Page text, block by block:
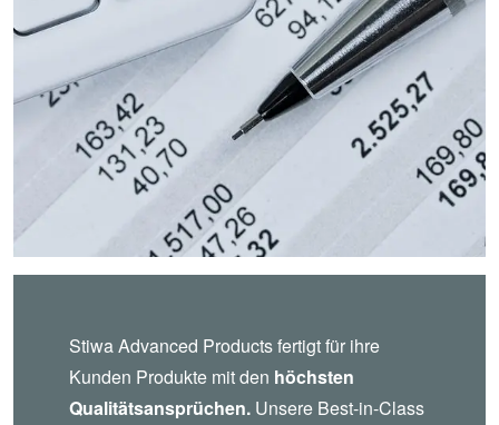
Stiwa Advanced Products fertigt für ihre
Kunden Produkte mit den höchsten
Qualitätsansprüchen. Unsere Best-in-Class